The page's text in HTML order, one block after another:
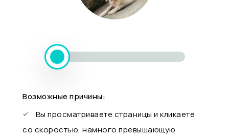
Возможные причины:
Вы просматриваете страницы и кликаете
со скоростью, намного превышающую